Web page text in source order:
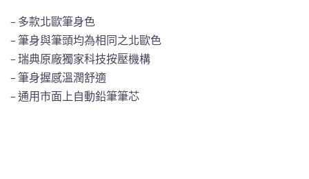
– 多款北歐筆身色
– 筆身與筆頭均為相同之北歐色
– 瑞典原廠獨家科技按壓機構
– 筆身握感溫潤舒適
– 通用市面上自動鉛筆筆芯